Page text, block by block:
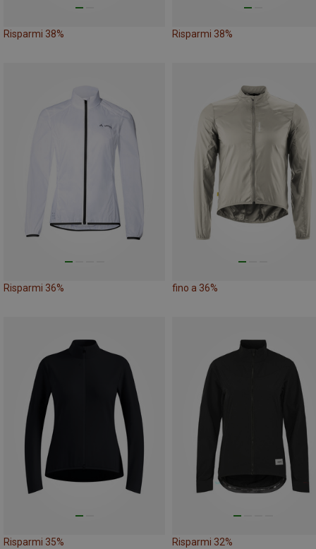
Risparmi 38% Risparmi 38%
Risparmi 36% fino a 36%
Risparmi 35% Risparmi 32%